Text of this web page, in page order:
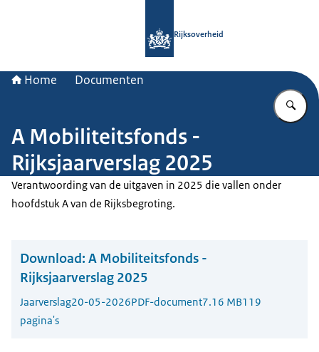
Rijksoverheid
Home Documenten
A Mobiliteitsfonds -
Rijksjaarverslag 2025
Verantwoording van de uitgaven in 2025 die vallen onder
hoofdstuk A van de Rijksbegroting.
Download: A Mobiliteitsfonds -
Rijksjaarverslag 2025
Jaarverslag20-05-2026PDF-document7.16 MB119
pagina's